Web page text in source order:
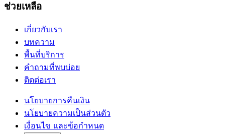
ช่วยเหลือ
เกี่ยวกับเรา
บทความ
พื้นที่บริการ
คำถามที่พบบ่อย
ติดต่อเรา
นโยบายการคืนเงิน
นโยบายความเป็นส่วนตัว
เงื่อนไข และข้อกำหนด